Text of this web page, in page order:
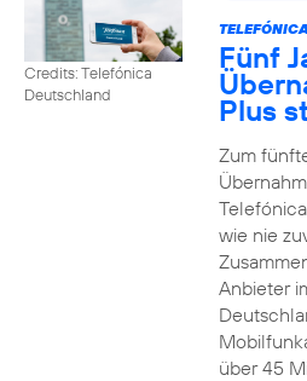
Credits: Telefónica
Deutschland
Fünf
Plus
Zum
wie nie
Anbieter
über 45